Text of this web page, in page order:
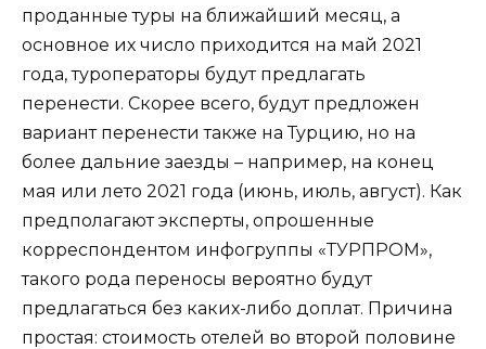
проданные туры на ближайший месяц, а
основное их число приходится на май 2021
года, туроператоры будут предлагать
перенести. Скорее всего, будут предложен
вариант перенести также на Турцию, но на
более дальние заезды – например, на конец
мая или лето 2021 года (июнь, июль, август). Как
предполагают эксперты, опрошенные
корреспондентом инфогруппы «ТУРПРОМ»,
такого рода переносы вероятно будут
предлагаться без каких-либо доплат. Причина
простая: стоимость отелей во второй половине